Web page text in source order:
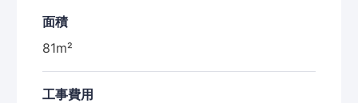
面積
81m²
工事費用